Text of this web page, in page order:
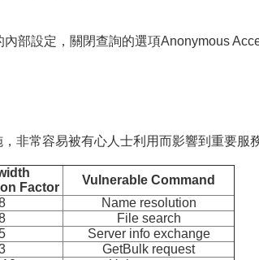
部設定，關閉查詢的選項Anonymous
非常容易被有心人士利用而影響到重要服
Factor
Vulnerable Command
Name resolution
File search
Server info exchange
GetBulk request